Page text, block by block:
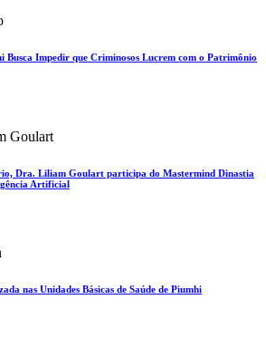
Busca Impedir que Criminosos Lucrem com o Patrimônio
Goulart
Dra. Liliam Goulart participa do Mastermind Dinastia
Artificial
nas Unidades Básicas de Saúde de Piumhi